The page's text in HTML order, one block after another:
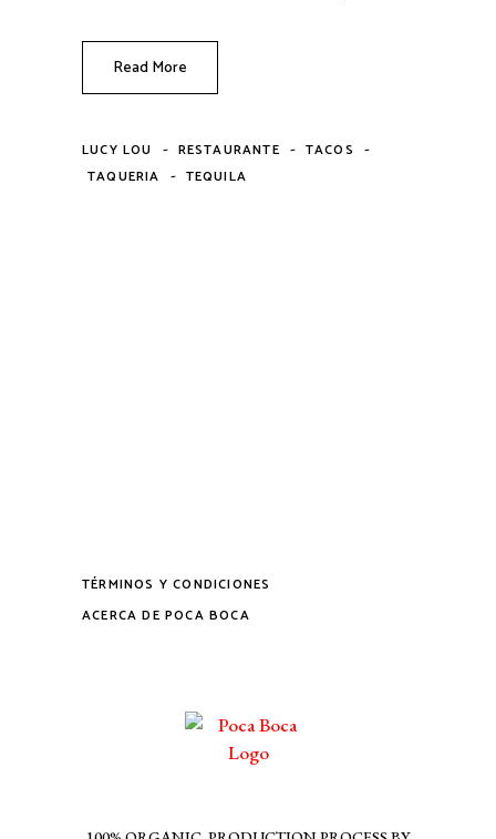
Read More
LUCY LOU - RESTAURANTE - TACOS -
TAQUERIA - TEQUILA
TÉRMINOS Y CONDICIONES
ACERCA DE POCA BOCA